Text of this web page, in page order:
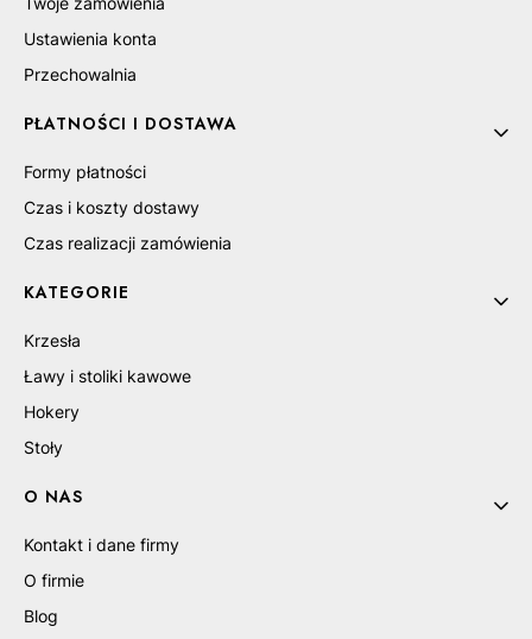
Ustawienia konta
Przechowalnia
PŁATNOŚCI I DOSTAWA
Formy płatności
Czas i koszty dostawy
Czas realizacji zamówienia
KATEGORIE
Krzesła
Ławy i stoliki kawowe
Hokery
Stoły
O NAS
Kontakt i dane firmy
O firmie
Blog